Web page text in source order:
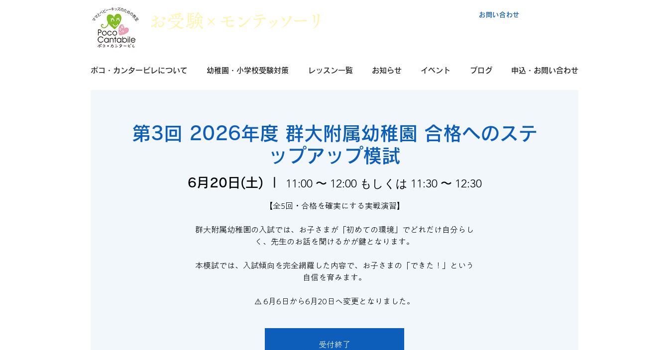
​お受験× モンテッソーリ お問い合わせ
第3回 2026年度 群大附属幼稚園 合格へのステ
ップアップ模試
6月20日(土) 11:00 〜 12:00 もしくは 11:30 〜 12:30
​【全5回・合格を確実にする実戦演習】
​群大附属幼稚園の入試では、お子さまが「初めての環境」でどれだけ自分らし
く、先生のお話を聞けるかが鍵となります。
本模試では、入試傾向を完全網羅した内容で、お子さまの「できた！」という
自信を育みます。
⚠️ 6月6日から6月20日へ変更となりました。
受付終了
ポコ・カンタービレについて 幼稚園・小学校受験対策 レッスン一覧 お知らせ イベント ブログ 申込・お問い合わせ